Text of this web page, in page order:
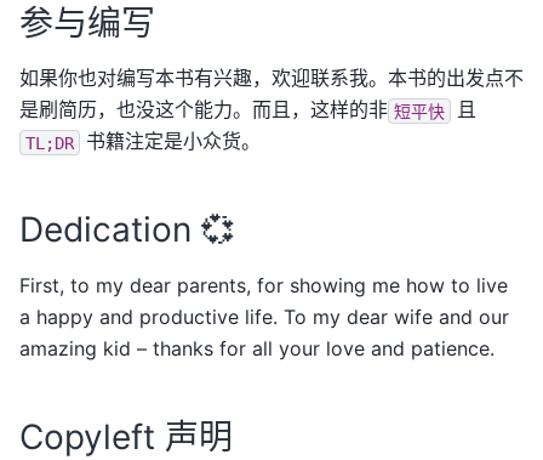
参与编写
如果你也对编写本书有兴趣，欢迎联系我。本书的出发点不
是刷简历，也没这个能力。而且，这样的非 短平快 且
TL;DR 书籍注定是小众货。
Dedication 💞
First, to my dear parents, for showing me how to live
a happy and productive life. To my dear wife and our
amazing kid – thanks for all your love and patience.
Copyleft 声明